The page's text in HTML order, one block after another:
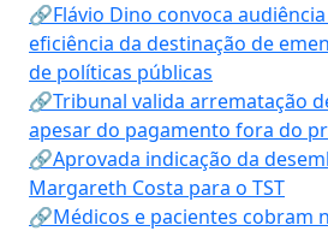
🔗Flávio Dino convoca
eficiência da destinação de
de políticas públicas
🔗Tribunal valida arrematação
apesar do pagamento fora do
🔗Aprovada indicação da
Margareth Costa para o TST
🔗Médicos e pacientes cobram